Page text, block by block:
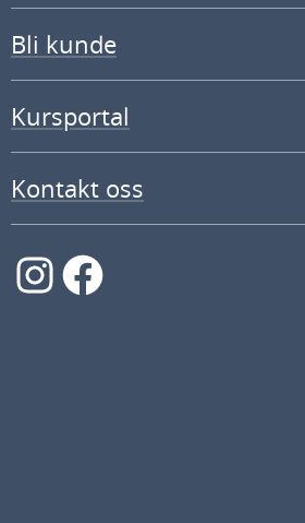
Bli kunde
Kursportal
Kontakt oss
InstagramFacebook